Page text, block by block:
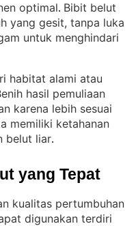
optimal. Bibit belut
yang gesit, tanpa luka
untuk menghindari
habitat alami atau
hasil pemuliaan
karena lebih sesuai
memiliki ketahanan
belut liar.
yang Tepat
kualitas pertumbuhan
digunakan terdiri